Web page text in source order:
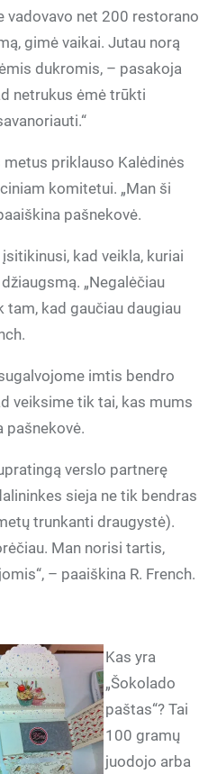
vadovavo net 200 restorano
gimė vaikai. Jutau norą
dukromis, – pasakoja
netrukus ėmė trūkti
metus priklauso Kalėdinės
komitetui. „Man ši
pašnekovė.
kad veikla, kuriai
„Negalėčiau
tam, kad gaučiau daugiau
imtis bendro
veiksime tik tai, kas mums
pašnekovė.
verslo partnerę
sieja ne tik bendras
trunkanti draugystė).
Man norisi tartis,
– paaiškina R. French.
Kas yra
„Šokolado
paštas“? Tai
100 gramų
juodojo arba